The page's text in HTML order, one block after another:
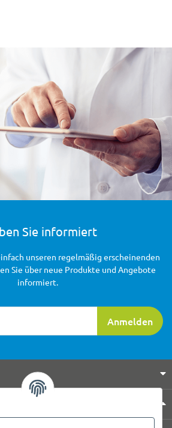
Sie informiert
Anmelden
unseren regelmäßig erscheinenden
Sie über neue Produkte und Angebote
informiert.